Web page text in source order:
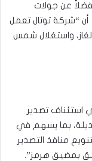
فضلاً عن جولات
أن “شركة توتال تعمل
واستغلال شمس
استئناف تصدير
بما يسهم في
منافذ التصدير
بمضيق هرمز”.